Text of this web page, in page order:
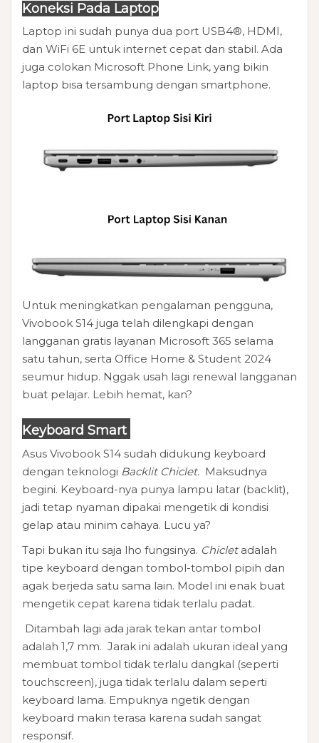
Koneksi Pada Laptop
Laptop ini sudah punya dua port USB4®, HDMI,
dan WiFi 6E untuk internet cepat dan stabil. Ada
juga colokan Microsoft Phone Link, yang bikin
laptop bisa tersambung dengan smartphone.
Untuk meningkatkan pengalaman pengguna,
Vivobook S14 juga telah dilengkapi dengan
langganan gratis layanan Microsoft 365 selama
satu tahun, serta Office Home & Student 2024
seumur hidup. Nggak usah lagi renewal langganan
buat pelajar. Lebih hemat, kan?
Keyboard Smart
Asus Vivobook S14 sudah didukung keyboard
dengan teknologi Backlit Chiclet. Maksudnya
begini. Keyboard-nya punya lampu latar (backlit),
jadi tetap nyaman dipakai mengetik di kondisi
gelap atau minim cahaya. Lucu ya?
Tapi bukan itu saja lho fungsinya. Chicletadalah
tipe keyboard dengan tombol-tombol pipih dan
agak berjeda satu sama lain. Model ini enak buat
mengetik cepat karena tidak terlalu padat.
Ditambah lagi ada jarak tekan antar tombol
adalah 1,7 mm. Jarak ini adalah ukuran ideal yang
membuat tombol tidak terlalu dangkal (seperti
touchscreen), juga tidak terlalu dalam seperti
keyboard lama. Empuknya ngetik dengan
keyboard makin terasa karena sudah sangat
responsif.